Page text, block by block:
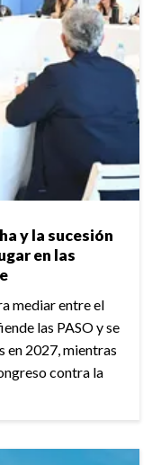
y la sucesión
en las
mediar entre el
las PASO y se
en 2027, mientras
contra la